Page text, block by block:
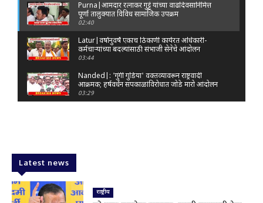
Purna|आमदार रत्नाकर गुट्टे यांच्या वाढदिवसानिमित्त
पूर्णा तालुक्यात विविध सामाजिक उपक्रम
02:40
Latur|वर्षानुवर्षे एकाच ठिकाणी कार्यरत अधिकारी-
कर्मचाऱ्यांच्या बदल्यांसाठी संभाजी सेनेचे आंदोलन
03:44
Nanded|: 'गुंगी गुडिया' वक्तव्यावरून राष्ट्रवादी
आक्रमक; हर्षवर्धन सपकाळांविरोधात जोडे मारो आंदोलन
03:29
Latur|नांदेड–बिदर महामार्गावरील सिमेंट रस्त्याला मोठ्या
भेगा; अपघाताचा धोका
00:59
Latest news
राष्ट्रीय